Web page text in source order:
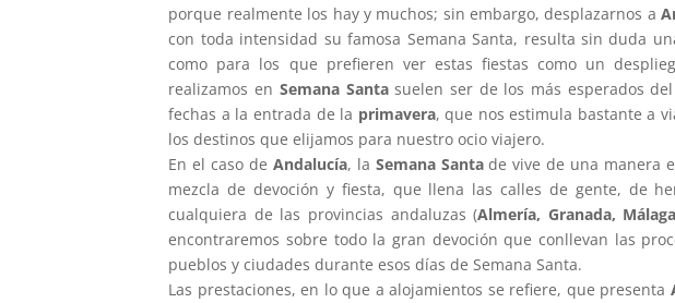
porque realmente los hay y muchos; sin embargo, desplazarnos a
con toda intensidad su famosa Semana Santa, resulta sin duda
como para los que prefieren ver estas fiestas como un
realizamos en Semana Santasuelen ser de los más esperados
fechas a la entrada de la primavera, que nos estimula bastante a
los destinos que elijamos para nuestro ocio viajero.
En el caso de Andalucía, la Semana Santade vive de una manera
mezcla de devoción y fiesta, que llena las calles de gente, de
cualquiera de las provincias andaluzas (Almería, Granada,
encontraremos sobre todo la gran devoción que conllevan las
pueblos y ciudades durante esos días de Semana Santa.
Las prestaciones, en lo que a alojamientos se refiere, que presenta